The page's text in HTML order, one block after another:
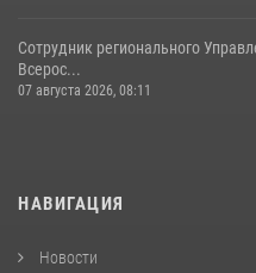
Сотрудник регионального
Всерос...
07 августа 2026, 08:11
НАВИГАЦИЯ
Новости